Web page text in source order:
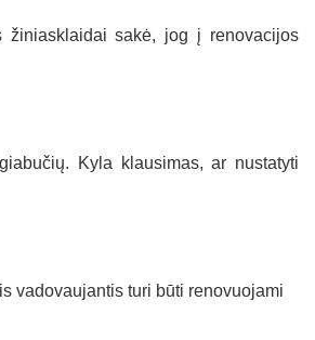
žiniasklaidai sakė, jog į renovacijos
Kyla klausimas, ar nustatyti
vadovaujantis turi būti renovuojami